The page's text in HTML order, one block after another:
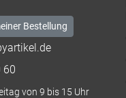
Bestellung
60
von 9 bis 15 Uhr